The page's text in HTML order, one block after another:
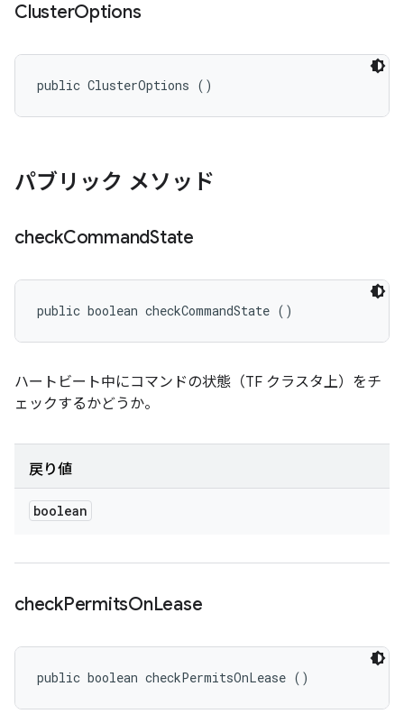
ClusterOptions
public ClusterOptions ()
パブリック メソッド
checkCommandState
public boolean checkCommandState ()
ハートビート中にコマンドの状態（TF クラスタ上）をチ
ェックするかどうか。
戻り値
boolean
checkPermitsOnLease
public boolean checkPermitsOnLease ()